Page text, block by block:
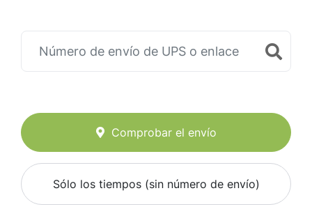
Comprobar el envío
Sólo los tiempos (sin número de envío)